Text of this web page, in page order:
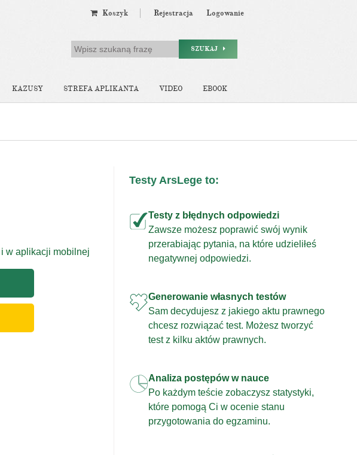
Koszyk Rejestracja Logowanie
SZUKAJ
KAZUSY STREFA APLIKANTA VIDEO EBOOK
w aplikacji mobilnej
Testy ArsLege to:
Testy z błędnych odpowiedzi
Zawsze możesz poprawić swój wynik
przerabiając pytania, na które udzieliłeś
negatywnej odpowiedzi.
Generowanie własnych testów
Sam decydujesz z jakiego aktu prawnego
chcesz rozwiązać test. Możesz tworzyć
test z kilku aktów prawnych.
Analiza postępów w nauce
Po każdym teście zobaczysz statystyki,
które pomogą Ci w ocenie stanu
przygotowania do egzaminu.